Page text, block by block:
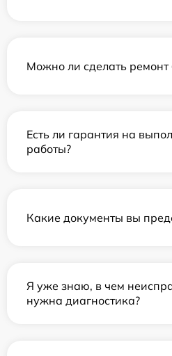
Можно ли сделать ремонт
Есть ли гарантия на
работы?
Какие документы вы
Я уже знаю, в чем
нужна диагностика?